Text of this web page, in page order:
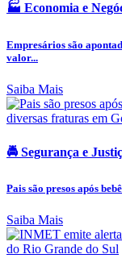
🏭 Economia e
Empresários são
valor...
Saiba Mais
🚔 Segurança e
Pais são presos após
Saiba Mais